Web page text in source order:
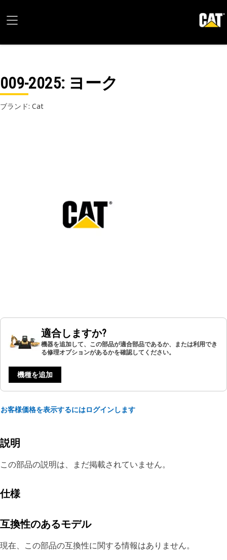
009-2025: ヨーク
ブランド: Cat
適合しますか?
機器を追加して、この部品が適合部品であるか、または利用でき
る修理オプションがあるかを確認してください。
機種を追加
お客様価格を表示するにはログインします
説明
この部品の説明は、まだ掲載されていません。
仕様
互換性のあるモデル
現在、この部品の互換性に関する情報はありません。